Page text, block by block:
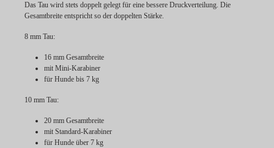
Das Tau wird stets doppelt gelegt für eine bessere Druckverteilung. Die
Gesamtbreite entspricht so der doppelten Stärke.
8 mm Tau:
16 mm Gesamtbreite
mit Mini-Karabiner
für Hunde bis 7 kg
10 mm Tau:
20 mm Gesamtbreite
mit Standard-Karabiner
für Hunde über 7 kg